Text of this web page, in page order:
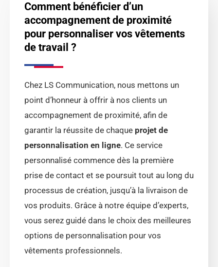
Comment bénéficier d’un
accompagnement de proximité
pour personnaliser vos vêtements
de travail ?
Chez LS Communication, nous mettons un
point d’honneur à offrir à nos clients un
accompagnement de proximité, afin de
garantir la réussite de chaque projet de
personnalisation en ligne. Ce service
personnalisé commence dès la première
prise de contact et se poursuit tout au long du
processus de création, jusqu’à la livraison de
vos produits. Grâce à notre équipe d’experts,
vous serez guidé dans le choix des meilleures
options de personnalisation pour vos
vêtements professionnels.